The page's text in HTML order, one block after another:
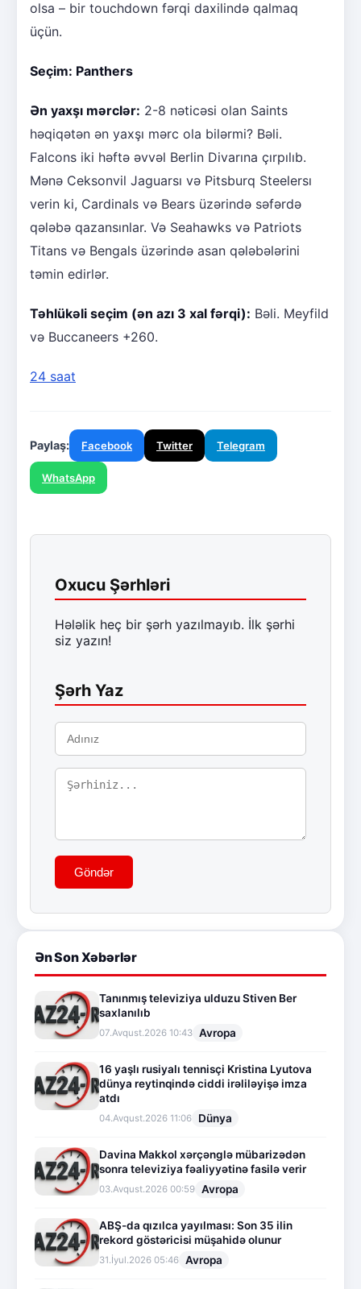
olsa – bir touchdown fərqi daxilində qalmaq
üçün.
Seçim: Panthers
Ən yaxşı mərclər: 2-8 nəticəsi olan Saints
həqiqətən ən yaxşı mərc ola bilərmi? Bəli.
Falcons iki həftə əvvəl Berlin Divarına çırpılıb.
Mənə Ceksonvil Jaguarsı və Pitsburq Steelersı
verin ki, Cardinals və Bears üzərində səfərdə
qələbə qazansınlar. Və Seahawks və Patriots
Titans və Bengals üzərində asan qələbələrini
təmin edirlər.
Təhlükəli seçim (ən azı 3 xal fərqi): Bəli. Meyfild
və Buccaneers +260.
24 saat
Paylaş: Facebook Twitter Telegram
WhatsApp
Oxucu Şərhləri
Hələlik heç bir şərh yazılmayıb. İlk şərhi
siz yazın!
Şərh Yaz
Göndər
Ən Son Xəbərlər
Tanınmış televiziya ulduzu Stiven Ber
saxlanılıb
07.Avqust.2026 10:43 Avropa
16 yaşlı rusiyalı tennisçi Kristina Lyutova
dünya reytinqində ciddi irəliləyişə imza
atdı
04.Avqust.2026 11:06 Dünya
Davina Makkol xərçənglə mübarizədən
sonra televiziya fəaliyyətinə fasilə verir
03.Avqust.2026 00:59 Avropa
ABŞ-da qızılca yayılması: Son 35 ilin
rekord göstəricisi müşahidə olunur
31.İyul.2026 05:46 Avropa